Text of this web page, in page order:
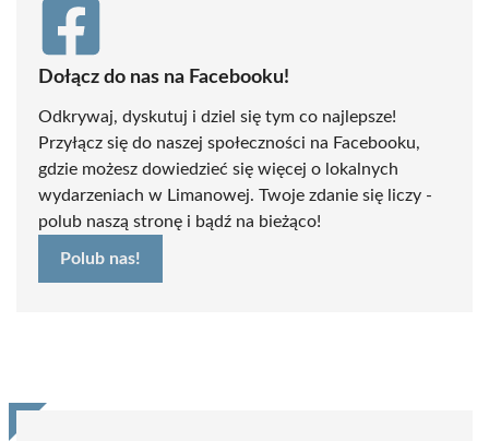
Dołącz do nas na Facebooku!
Odkrywaj, dyskutuj i dziel się tym co najlepsze!
Przyłącz się do naszej społeczności na Facebooku,
gdzie możesz dowiedzieć się więcej o lokalnych
wydarzeniach w Limanowej. Twoje zdanie się liczy -
polub naszą stronę i bądź na bieżąco!
Polub nas!